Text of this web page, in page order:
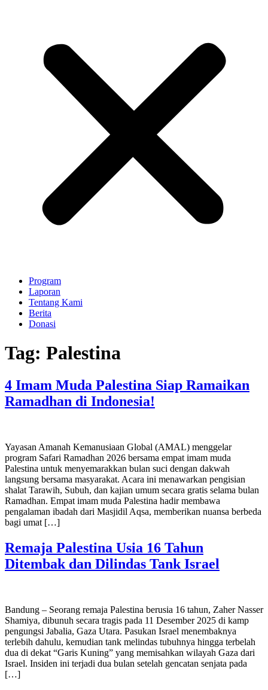
Program
Laporan
Tentang Kami
Berita
Donasi
Tag: Palestina
4 Imam Muda Palestina Siap Ramaikan
Ramadhan di Indonesia!
Yayasan Amanah Kemanusiaan Global (AMAL) menggelar
program Safari Ramadhan 2026 bersama empat imam muda
Palestina untuk menyemarakkan bulan suci dengan dakwah
langsung bersama masyarakat. Acara ini menawarkan pengisian
shalat Tarawih, Subuh, dan kajian umum secara gratis selama bulan
Ramadhan. Empat imam muda Palestina hadir membawa
pengalaman ibadah dari Masjidil Aqsa, memberikan nuansa berbeda
bagi umat […]
Remaja Palestina Usia 16 Tahun
Ditembak dan Dilindas Tank Israel
Bandung – Seorang remaja Palestina berusia 16 tahun, Zaher Nasser
Shamiya, dibunuh secara tragis pada 11 Desember 2025 di kamp
pengungsi Jabalia, Gaza Utara. Pasukan Israel menembaknya
terlebih dahulu, kemudian tank melindas tubuhnya hingga terbelah
dua di dekat “Garis Kuning” yang memisahkan wilayah Gaza dari
Israel. Insiden ini terjadi dua bulan setelah gencatan senjata pada
[…]